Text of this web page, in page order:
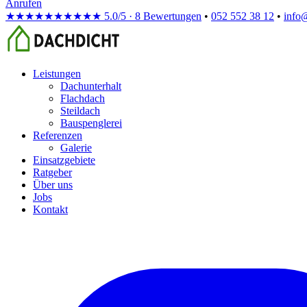
Anrufen
★★★★★★★★★★ 5.0/5 · 8 Bewertungen • 052 552 38 12 •
Leistungen
Dachunterhalt
Flachdach
Steildach
Bauspenglerei
Referenzen
Galerie
Einsatzgebiete
Ratgeber
Über uns
Jobs
Kontakt